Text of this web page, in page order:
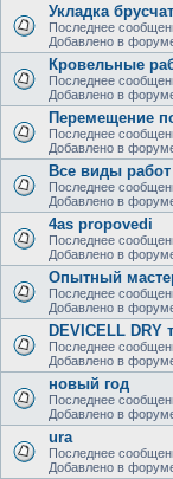
Укладка
Последнее
Добавлено в
Кровельные
Последнее
Добавлено в
Перемещение
Последнее
Добавлено в
Все виды работ
Последнее
Добавлено в
4as propovedi
Последнее
Добавлено в
Опытный
Последнее
Добавлено в
DEVICELL DRY
Последнее
Добавлено в
новый год
Последнее
Добавлено в
ura
Последнее
Добавлено в